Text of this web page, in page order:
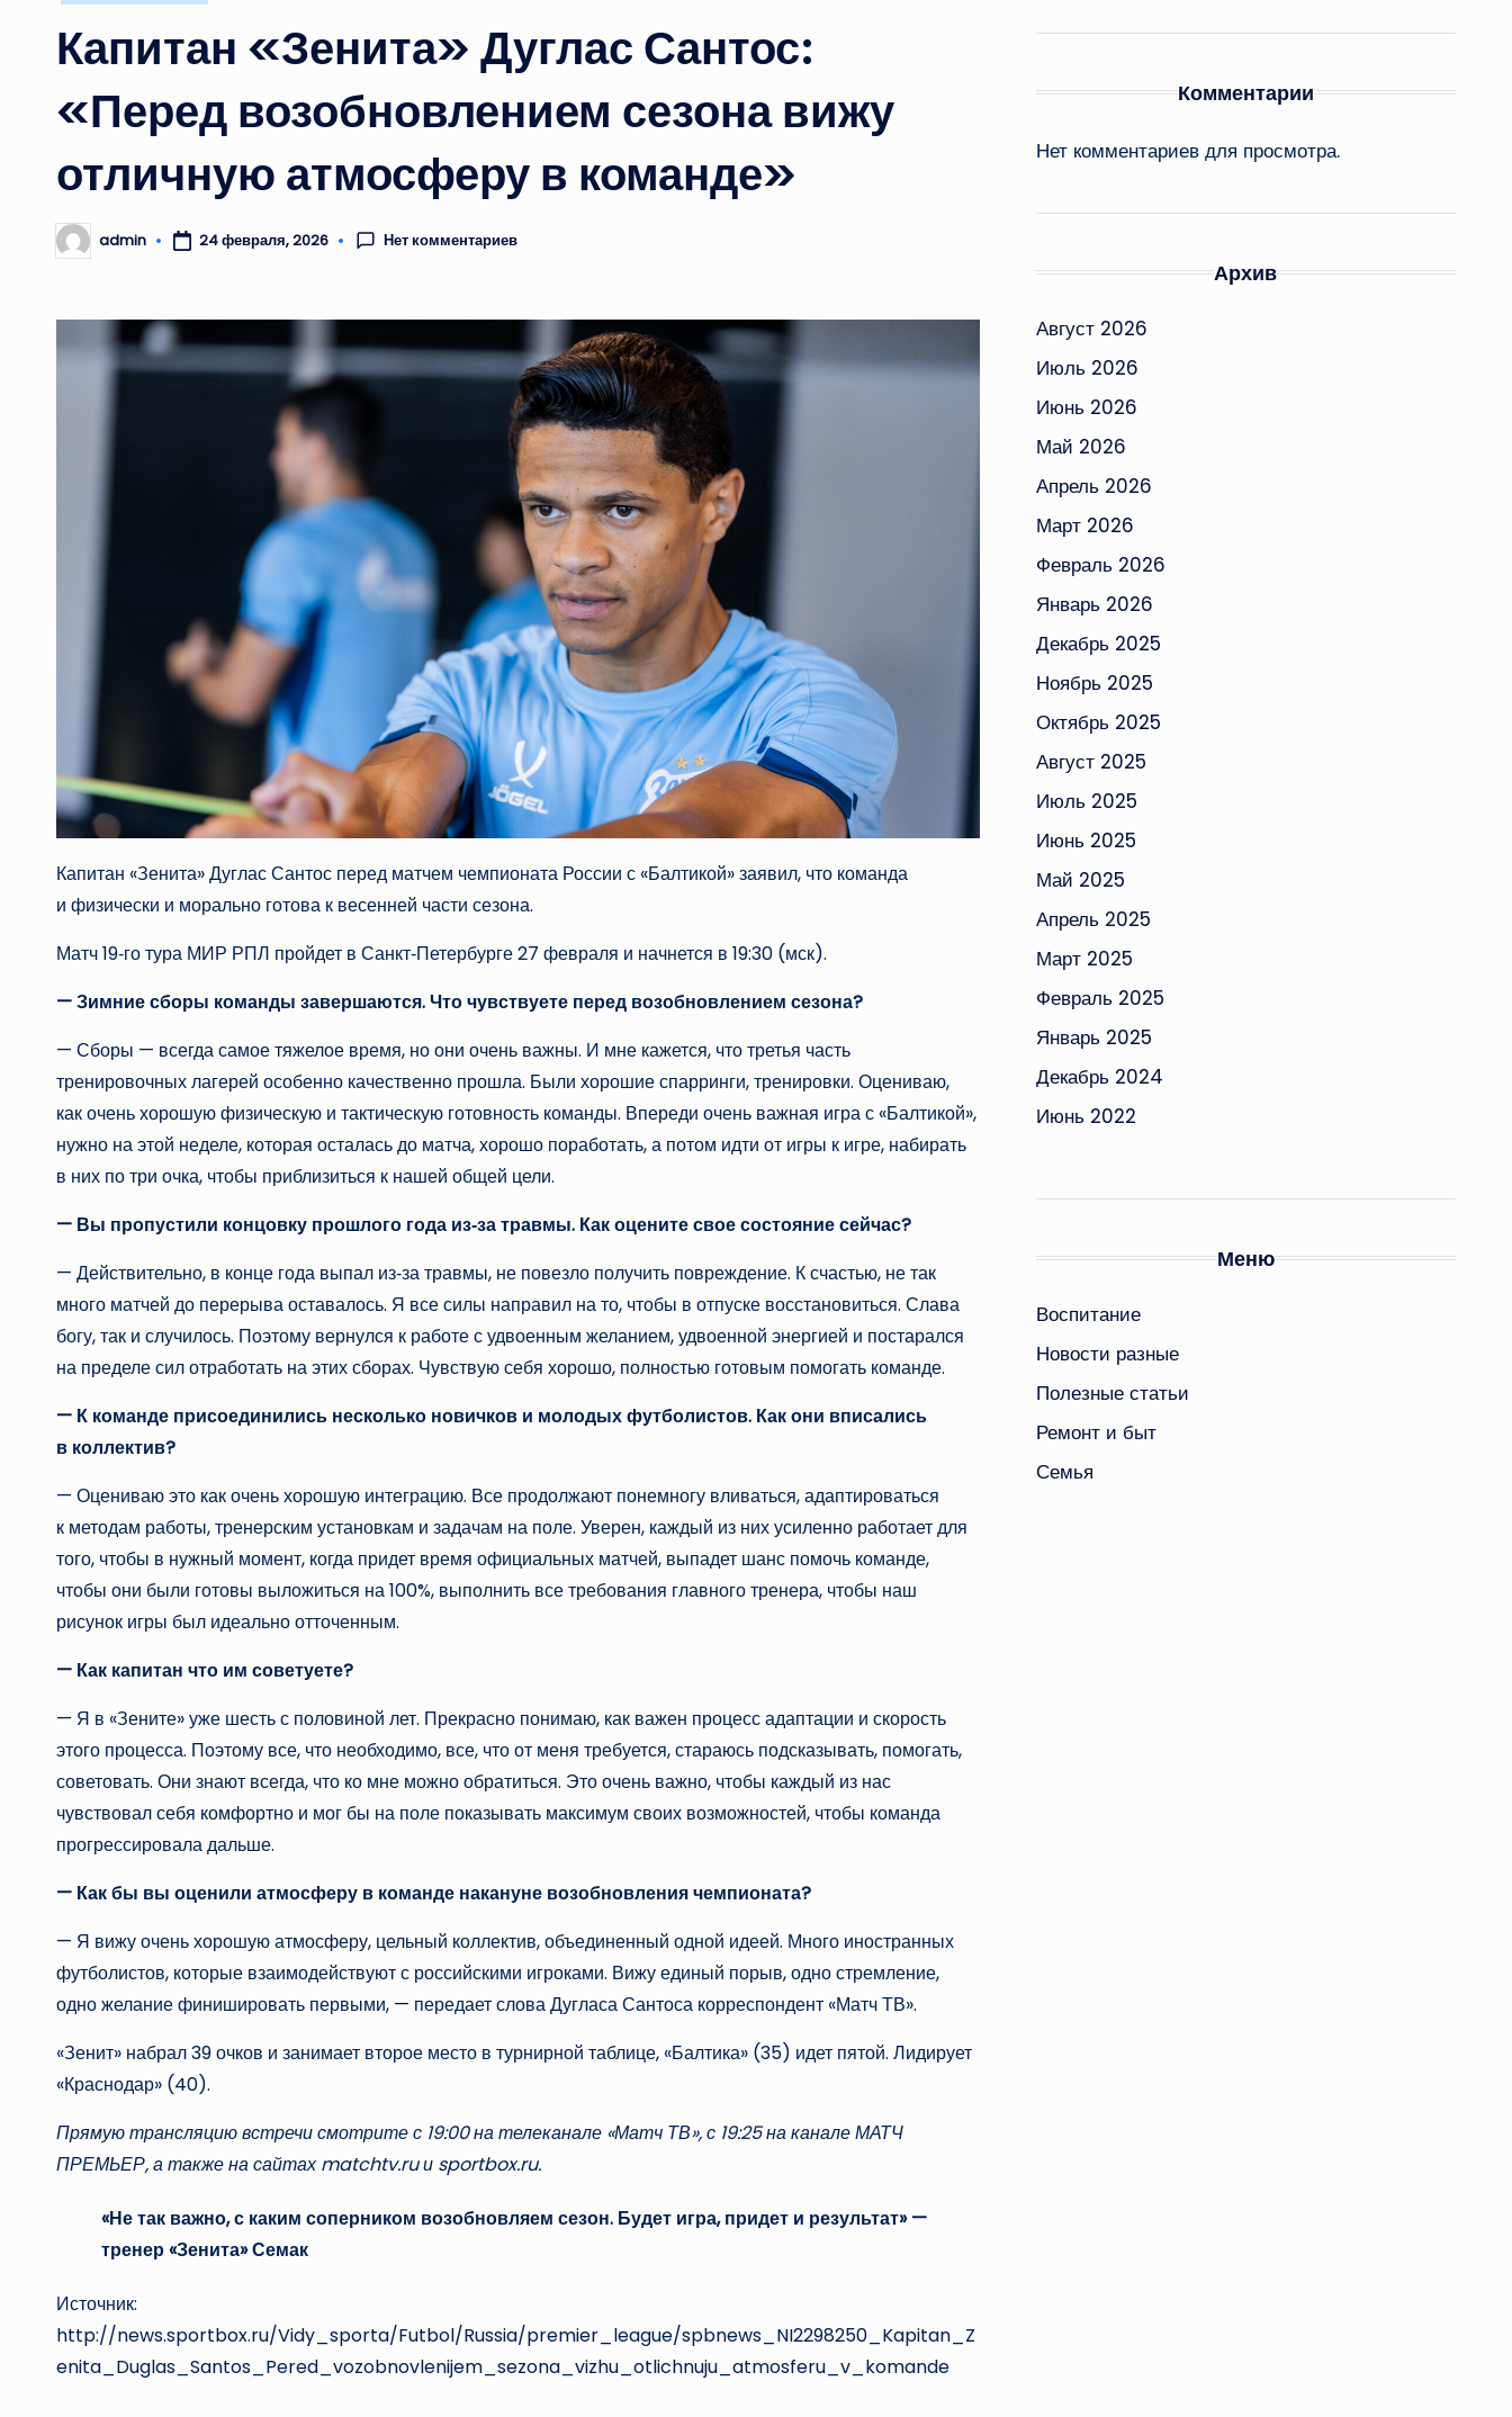
Капитан «Зенита» Дуглас Сантос:
«Перед возобновлением сезона вижу
отличную атмосферу в команде»
Запись
от
admin 24 февраля, 2026 Нет комментариев
Капитан «Зенита» Дуглас Сантос перед матчем чемпионата России с «Балтикой» заявил, что команда
и физически и морально готова к весенней части сезона.
Матч 19‑го тура МИР РПЛ пройдет в Санкт‑Петербурге 27 февраля и начнется в 19:30 (мск).
— Зимние сборы команды завершаются. Что чувствуете перед возобновлением сезона?
— Сборы — всегда самое тяжелое время, но они очень важны. И мне кажется, что третья часть
тренировочных лагерей особенно качественно прошла. Были хорошие спарринги, тренировки. Оцениваю,
как очень хорошую физическую и тактическую готовность команды. Впереди очень важная игра с «Балтикой»,
нужно на этой неделе, которая осталась до матча, хорошо поработать, а потом идти от игры к игре, набирать
в них по три очка, чтобы приблизиться к нашей общей цели.
— Вы пропустили концовку прошлого года из‑за травмы. Как оцените свое состояние сейчас?
— Действительно, в конце года выпал из‑за травмы, не повезло получить повреждение. К счастью, не так
много матчей до перерыва оставалось. Я все силы направил на то, чтобы в отпуске восстановиться. Слава
богу, так и случилось. Поэтому вернулся к работе с удвоенным желанием, удвоенной энергией и постарался
на пределе сил отработать на этих сборах. Чувствую себя хорошо, полностью готовым помогать команде.
— К команде присоединились несколько новичков и молодых футболистов. Как они вписались
в коллектив?
— Оцениваю это как очень хорошую интеграцию. Все продолжают понемногу вливаться, адаптироваться
к методам работы, тренерским установкам и задачам на поле. Уверен, каждый из них усиленно работает для
того, чтобы в нужный момент, когда придет время официальных матчей, выпадет шанс помочь команде,
чтобы они были готовы выложиться на 100%, выполнить все требования главного тренера, чтобы наш
рисунок игры был идеально отточенным.
— Как капитан что им советуете?
— Я в «Зените» уже шесть с половиной лет. Прекрасно понимаю, как важен процесс адаптации и скорость
этого процесса. Поэтому все, что необходимо, все, что от меня требуется, стараюсь подсказывать, помогать,
советовать. Они знают всегда, что ко мне можно обратиться. Это очень важно, чтобы каждый из нас
чувствовал себя комфортно и мог бы на поле показывать максимум своих возможностей, чтобы команда
прогрессировала дальше.
— Как бы вы оценили атмосферу в команде накануне возобновления чемпионата?
— Я вижу очень хорошую атмосферу, цельный коллектив, объединенный одной идеей. Много иностранных
футболистов, которые взаимодействуют с российскими игроками. Вижу единый порыв, одно стремление,
одно желание финишировать первыми, — передает слова Дугласа Сантоса корреспондент «Матч ТВ».
«Зенит» набрал 39 очков и занимает второе место в турнирной таблице, «Балтика» (35) идет пятой. Лидирует
«Краснодар» (40).
Прямую трансляцию встречи смотрите с 19:00 на телеканале «Матч ТВ», с 19:25 на канале МАТЧ
ПРЕМЬЕР, а также на сайтах matchtv.ru и sportbox.ru.
«Не так важно, с каким соперником возобновляем сезон. Будет игра, придет и результат» —
тренер «Зенита» Семак
Источник:
http://news.sportbox.ru/Vidy_sporta/Futbol/Russia/premier_league/spbnews_NI2298250_Kapitan_Z
enita_Duglas_Santos_Pered_vozobnovlenijem_sezona_vizhu_otlichnuju_atmosferu_v_komande
Комментарии
Нет комментариев для просмотра.
Архив
Август 2026
Июль 2026
Июнь 2026
Май 2026
Апрель 2026
Март 2026
Февраль 2026
Январь 2026
Декабрь 2025
Ноябрь 2025
Октябрь 2025
Август 2025
Июль 2025
Июнь 2025
Май 2025
Апрель 2025
Март 2025
Февраль 2025
Январь 2025
Декабрь 2024
Июнь 2022
Меню
Воспитание
Новости разные
Полезные статьи
Ремонт и быт
Семья